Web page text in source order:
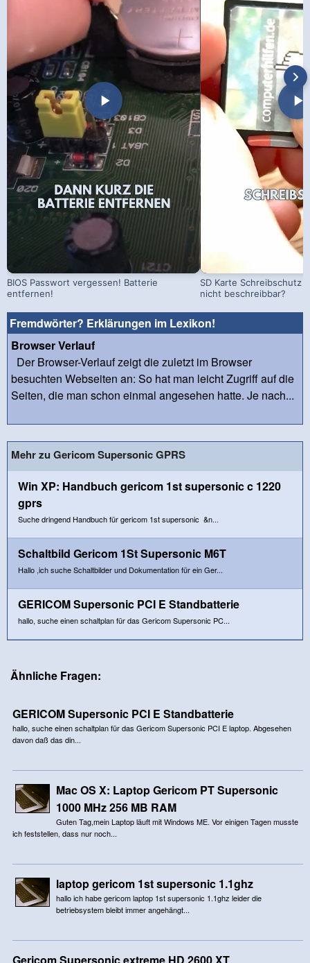
BIOS Passwort vergessen! Batterie
entfernen!
SD Karte Schreibschutz
nicht beschreibbar?
Fremdwörter? Erklärungen im Lexikon!
Browser Verlauf
Der Browser-Verlauf zeigt die zuletzt im Browser
besuchten Webseiten an: So hat man leicht Zugriff auf die
Seiten, die man schon einmal angesehen hatte. Je nach...
Mehr zu Gericom Supersonic GPRS
Win XP: Handbuch gericom 1st supersonic c 1220
gprs
Suche dringend Handbuch für gericom 1st supersonic &n...
Schaltbild Gericom 1St Supersonic M6T
Hallo ,ich suche Schaltbilder und Dokumentation für ein Ger...
GERICOM Supersonic PCI E Standbatterie
hallo, suche einen schaltplan für das Gericom Supersonic PC...
Ähnliche Fragen:
GERICOM Supersonic PCI E Standbatterie
hallo, suche einen schaltplan für das Gericom Supersonic PCI E laptop. Abgesehen
davon daß das din...
Mac OS X: Laptop Gericom PT Supersonic
1000 MHz 256 MB RAM
Guten Tag,mein Laptop läuft mit Windows ME. Vor einigen Tagen musste
ich feststellen, dass nur noch...
laptop gericom 1st supersonic 1.1ghz
hallo ich habe gericom laptop 1st supersonic 1.1ghz leider die
betriebsystem bleibt immer angehängt...
Gericom Supersonic extreme HD 2600 XT